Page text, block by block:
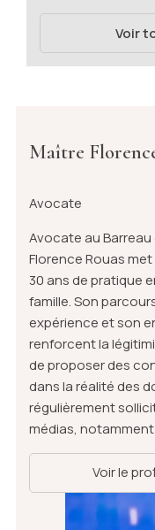
Voir
Maître
Avocate
Avocate au Barreau
Florence Rouas
30 ans de pratique
famille. Son
expérience et son
renforcent la
de proposer des
dans la réalité des
régulièrement
médias,
Voir le